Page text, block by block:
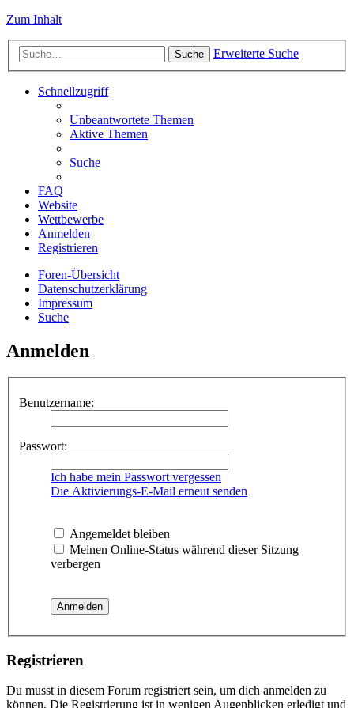
Zum Inhalt
Suche Erweiterte Suche
Schnellzugriff
Unbeantwortete Themen
Aktive Themen
Suche
FAQ
Website
Wettbewerbe
Anmelden
Registrieren
Foren-Übersicht
Datenschutzerklärung
Impressum
Suche
Anmelden
Benutzername:
Passwort:
Ich habe mein Passwort vergessen
Die Aktivierungs-E-Mail erneut senden
Angemeldet bleiben
Meinen Online-Status während dieser Sitzung
verbergen
Registrieren
Du musst in diesem Forum registriert sein, um dich anmelden zu
können. Die Registrierung ist in wenigen Augenblicken erledigt und